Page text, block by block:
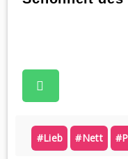
#lieb #nett